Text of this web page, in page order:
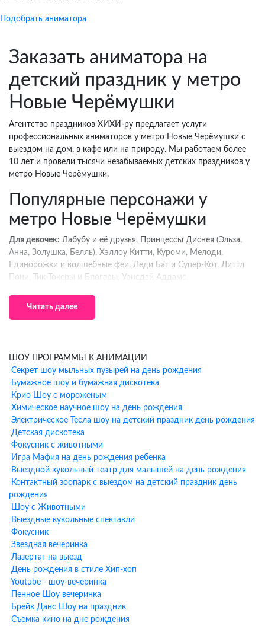
Подобрать аниматора
Заказать аниматора на
детский праздник у метро
Новые Черёмушки
Агентство праздников ХИХИ-ру предлагает услуги
профессиональных аниматоров у метро Новые Черёмушки с
выездом на дом, в кафе или на природу. Мы работаем более
10 лет и провели тысячи незабываемых детских праздников у
метро Новые Черёмушки.
Популярные персонажи у
метро Новые Черёмушки
Для девочек: Лабубу и её друзья, Принцессы Диснея (Эльза,
Анна, Золушка, Белль), Хэллоу Китти, Куроми, Мелоди,
Единорожки и волшебные феи, Леди Баг и Супер-Кот, Литтл
Пони, Тик-Токеры и Блогеры, Уэнсдэй Аддамс.
Для мальчиков:
Человек-Паук и супергерои Marvel, Бэтмен и
герои DC, Гарри Поттер и волшебники, Тачки (Молния
Что входит в программу
аниматора у метро Новые
Черёмушки
Профессиональная музыкальная колонка
Интерактивные игры и конкурсы (30-40 минут активной
программы)
Выбранный костюм персонажа с профессиональным
аниматором
Моделирование фигурок из шариков-колбасок в подарок
каждому гостю
Мини-шоу мыльных пузырей (включая гигантские пузыри)
Аквагрим для всех детей (при заказе программы от 1,5 часов)
Музыкальное сопровождение и танцы
Поздравление именинника
Дополнительные шоу-
программы к анимации у метро
Новые Черёмушки
Читать далее
ШОУ ПРОГРАММЫ К АНИМАЦИИ
Секрет шоу мыльных пузырей на день рождения
Бумажное шоу и бумажная дискотека
Крио Шоу с мороженым
Химическое научное шоу на день рождения
Электрическое Тесла шоу на детский праздник день рождения
Детская дискотека
Фокусник с животными
Игра Мафия на день рождения ребенка
Выездной кукольный театр для малышей на день рождения
Контактный зоопарк с выездом на детский праздник день
рождения
Шоу с Животными
Выездные кукольные спектакли
Фокусник
Звездная вечеринка
Лазертаг на выезд
День рождения в стиле Хип-хоп
Youtube - шоу-вечеринка
Пенное Шоу вечеринка
Брейк Данс Шоу на праздник
Съемка кино на дне рождения